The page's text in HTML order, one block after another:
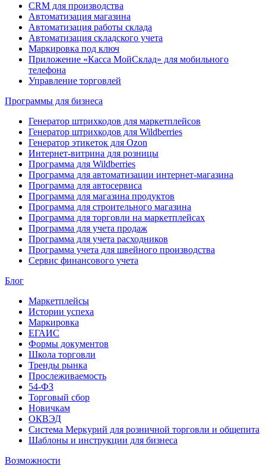
CRM для производства
Автоматизация магазина
Автоматизация работы склада
Автоматизация складского учета
Маркировка под ключ
Приложение «Касса МойСклад» для мобильного
телефона
Управление торговлей
Программы для бизнеса
Генератор штрихкодов для маркетплейсов
Генератор штрихкодов для Wildberries
Генератор этикеток для Ozon
Интернет-витрина для розницы
Программа для Wildberries
Программа для автоматизации интернет-магазина
Программа для автосервиса
Программа для магазина продуктов
Программа для строительного магазина
Программа для торговли на маркетплейсах
Программа для учета продаж
Программа для учета расходников
Программа учета для швейного производства
Сервис финансового учета
Блог
Маркетплейсы
Истории успеха
Маркировка
ЕГАИС
Формы документов
Школа торговли
Тренды рынка
Прослеживаемость
54-ФЗ
Торговый сбор
Новичкам
ОКВЭД
Система Меркурий для розничной торговли и общепита
Шаблоны и инструкции для бизнеса
Возможности